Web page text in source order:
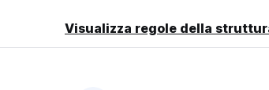
Visualizza regole della